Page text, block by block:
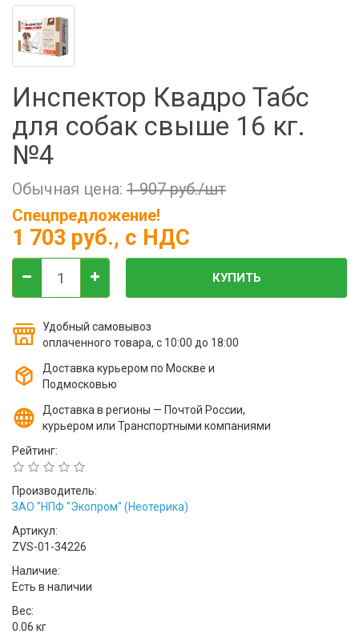
Фильтры молочные
Электронная маркировка коров
Держатели лизунцов
Инспектор Квадро Табс
для собак свыше 16 кг.
№4
Обычная цена: 1 907 руб./шт
Спецпредложение!
1 703 руб., с НДС
КУПИТЬ
Удобный самовывоз
оплаченного товара, с 10:00 до 18:00
Доставка курьером по Москве и
Подмосковью
Доставка в регионы — Почтой России,
курьером или Транспортными компаниями
Рейтинг:
Производитель:
ЗАО "НПФ "Экопром" (Неотерика)
Артикул:
ZVS-01-34226
Наличие:
Есть в наличии
Вес:
0.06 кг